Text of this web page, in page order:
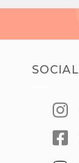
SOCIAL